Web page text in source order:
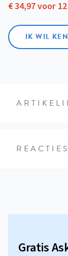
€ 34,97 voor
IK WIL
REACTIES
Gratis